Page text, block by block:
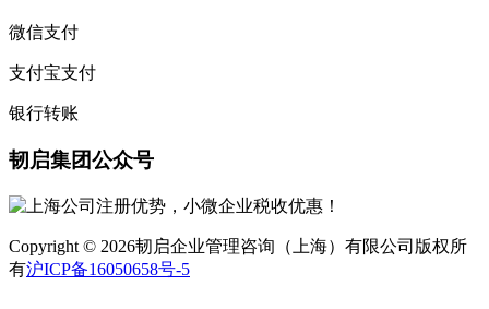
微信支付
支付宝支付
银行转账
韧启集团公众号
Copyright © 2026韧启企业管理咨询（上海）有限公司版权所
有沪ICP备16050658号-5